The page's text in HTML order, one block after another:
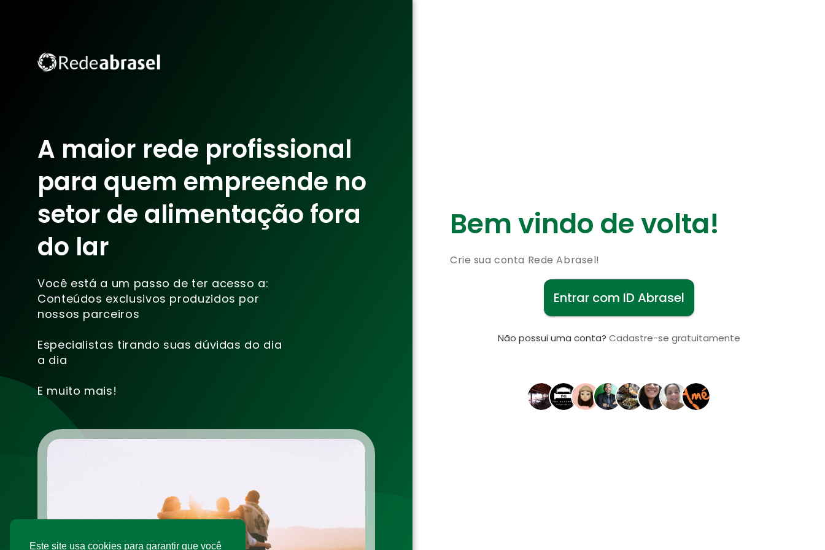
Este site usa cookies para garantir que você
A maior rede profissional
para quem empreende no
setor de alimentação fora
do lar
Você está a um passo de ter acesso a:
Conteúdos exclusivos produzidos por
nossos parceiros
Especialistas tirando suas dúvidas do dia
a dia
E muito mais!
Bem vindo de volta!
Crie sua conta Rede Abrasel!
Entrar com ID Abrasel
Não possui uma conta? Cadastre-se gratuitamente